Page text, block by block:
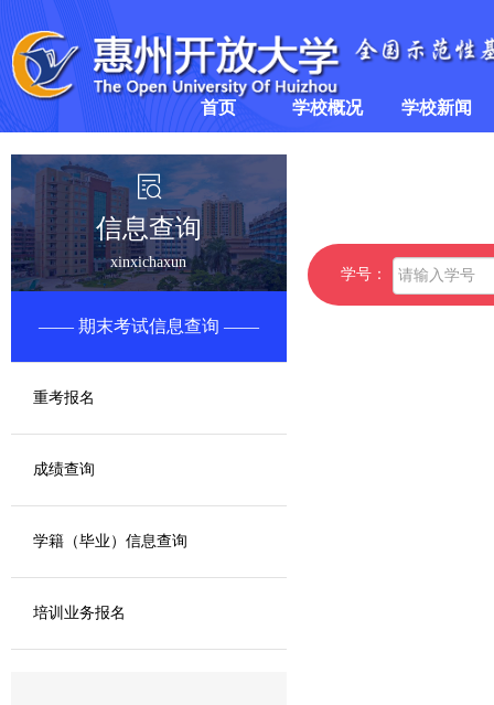
首页 学校概况
组织架构
学校新闻
信息查询
xinxichaxun
期末考试信息查询
重考报名
成绩查询
学籍（毕业）信息查询
培训业务报名
学号：